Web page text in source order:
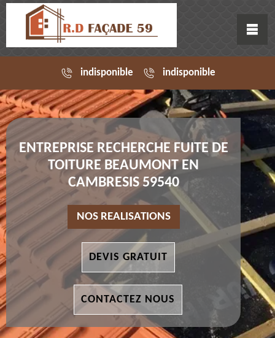
indisponible indisponible
ENTREPRISE RECHERCHE FUITE DE
TOITURE BEAUMONT EN
CAMBRESIS 59540
NOS REALISATIONS
DEVIS GRATUIT
CONTACTEZ NOUS